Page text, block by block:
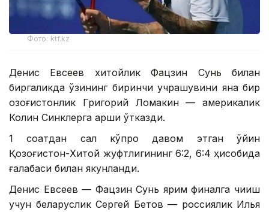
Фото: ktf.kz
Денис Евсеев хитойлик Фацзин Сунь билан
биргаликда ўзининг биринчи учрашувини яна бир
қозоғистонлик Григорий Ломакин — америкалик
Колин Синклерга қарши ўтказди.
1 соатдан сал кўпроқ давом этган ўйин
Қозоғистон-Хитой жуфтлигининг 6:2, 6:4 ҳисобида
ғалабаси билан якунланди.
Денис Евсеев — Фацзин Сунь ярим финалга чиқиш
учун беларуслик Сергей Бетов — россиялик Илья